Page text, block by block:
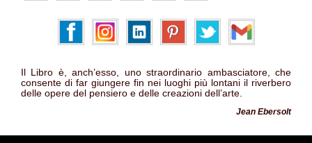
Il Libro è, anch’esso, uno straordinario ambasciatore, che
consente di far giungere fin nei luoghi più lontani il riverbero
delle opere del pensiero e delle creazioni dell’arte.
Jean Ebersolt